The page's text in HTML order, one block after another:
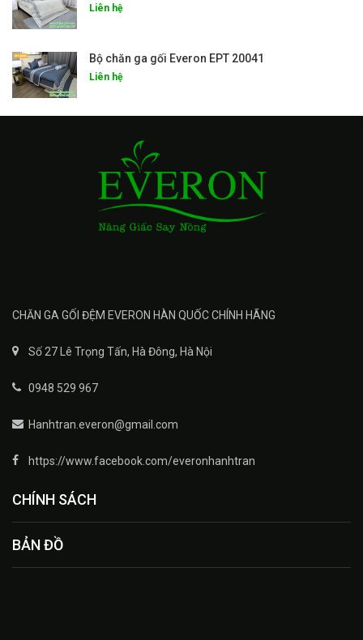
Liên hệ
Bộ chăn ga gối Everon EPT 20041
Liên hệ
CHĂN GA GỐI ĐỆM EVERON HÀN QUỐC CHÍNH HÃNG
Số 27 Lê Trọng Tấn, Hà Đông, Hà Nội
0948 529 967
Hanhtran.everon@gmail.com
https://www.facebook.com/everonhanhtran
CHÍNH SÁCH
BẢN ĐỒ